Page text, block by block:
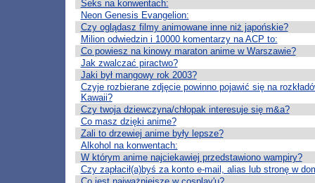
Seks na konwentach:
Neon Genesis Evangelion:
Czy oglądasz filmy animowane inne niż japońskie?
Milion odwiedzin i 10000 komentarzy na ACP to:
Co powiesz na kinowy maraton anime w Warszawie?
Jak zwalczać piractwo?
Jaki był mangowy rok 2003?
Czyje rozbierane zdjęcie powinno pojawić się na
Kawaii?
Czy twoja dziewczyna/chłopak interesuje się m&a?
Co masz dzięki anime?
Zali to drzewiej anime były lepsze?
Alkohol na konwentach:
W którym anime najciekawiej przedstawiono wampiry?
Czy zapłacił(a)byś za konto e-mail, alias lub stronę w